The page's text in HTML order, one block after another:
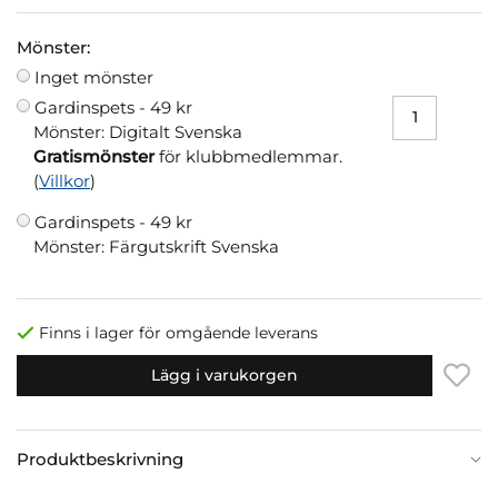
Mönster:
Inget mönster
Gardinspets - 49 kr
Mönster: Digitalt Svenska
Gratismönsterför klubbmedlemmar.
(Villkor)
Gardinspets - 49 kr
Mönster: Färgutskrift Svenska
Finns i lager för omgående leverans
Lägg i varukorgen
Produktbeskrivning